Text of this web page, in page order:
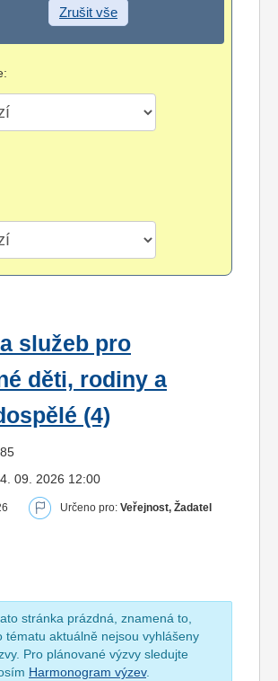
Zrušit vše
služeb pro
děti, rodiny a
(4)
09. 2026 12:00
Určeno pro: Veřejnost, Žadatel
stránka prázdná, znamená to,
tématu aktuálně nejsou vyhlášeny
Pro plánované výzvy sledujte
Harmonogram výzev.